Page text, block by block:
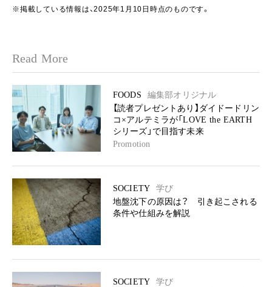
※掲載している情報は、2025年1月10日時点のものです。
Read More
FOODS
編集部オリジナル
【読者プレゼントあり】ダイドードリン
コ×アルテミラが「LOVE the EARTH
シリーズ」で目指す未来
Promotion
SOCIETY
学び
地盤沈下の原因は？ 引き起こされる
条件や仕組みを解説
SOCIETY
学び